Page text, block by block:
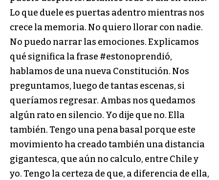
Lo que duele es puertas adentro mientras nos
crece la memoria. No quiero llorar con nadie.
No puedo narrar las emociones. Explicamos
qué significa la frase #estonoprendió,
hablamos de una nueva Constitución. Nos
preguntamos, luego de tantas escenas, si
queríamos regresar. Ambas nos quedamos
algún rato en silencio. Yo dije que no. Ella
también. Tengo una pena basal porque este
movimiento ha creado también una distancia
gigantesca, que aún no calculo, entre Chile y
yo. Tengo la certeza de que, a diferencia de ella,